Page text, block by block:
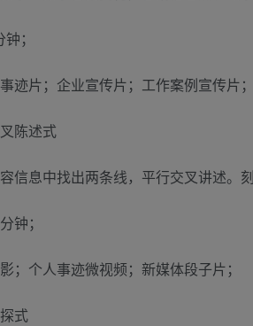
；
迹片；企业宣传片；工作案例宣传片
陈述式
信息中找出两条线，平行交叉讲述
钟；
；个人事迹微视频；新媒体段子片；
式